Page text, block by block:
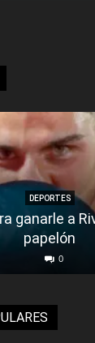
DEPORTES
ganarle a
papelón
0